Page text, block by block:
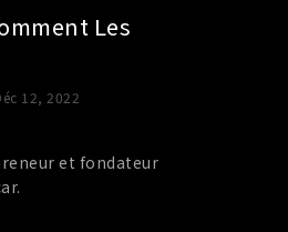
Les
12, 2022
et fondateur